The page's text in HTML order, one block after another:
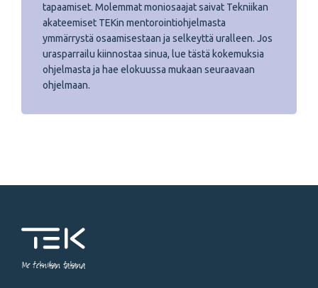
tapaamiset. Molemmat moniosaajat saivat Tekniikan
akateemiset TEKin mentorointiohjelmasta
ymmärrystä osaamisestaan ja selkeyttä uralleen. Jos
urasparrailu kiinnostaa sinua, lue tästä kokemuksia
ohjelmasta ja hae elokuussa mukaan seuraavaan
ohjelmaan.
Me tekniikan takana